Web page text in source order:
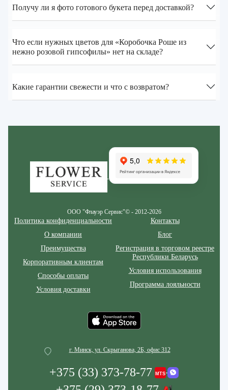
Получу ли я фото готового букета перед доставкой?
Что если нужных цветов для «Коробочка Роше из
нежно розовой гипсофилы» нет на складе?
Какие гарантии свежести и что с возвратом?
ООО "Флауэр Сервис"© - 2012-2026
Политика конфиденциальности
О компании
Преимущества
Корпоративным клиентам
Способы оплаты
Условия доставки
Контакты
Блог
Регистрация в торговом реестре
Республики Беларусь
Условия использования
Программа лояльности
г. Минск, ул. Скрыганова, 2Б, офис 312
+375 (33) 373-78-77